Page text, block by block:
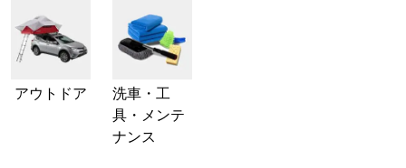
アウトドア
洗車・工
具・メンテ
ナンス